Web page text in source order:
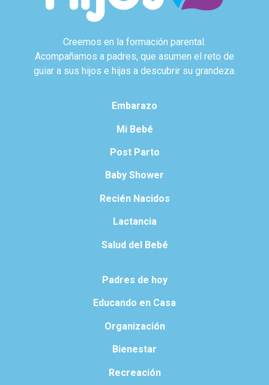
Creemos en la formación parental.
Acompañamos a padres, que asumen el reto de
guiar a sus hijos e hijas a descubrir su grandeza.
Embarazo
Mi Bebé
Post Parto
Baby Shower
Recién Nacidos
Lactancia
Salud del Bebé
Padres de hoy
Educando en Casa
Organización
Bienestar
Recreación